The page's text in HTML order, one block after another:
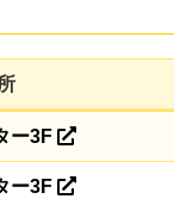
ー3F
ー3F